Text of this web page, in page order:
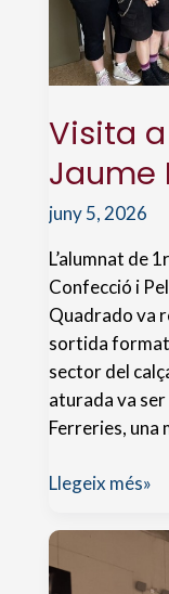
Visita
Jaume
juny 5, 2026
L’alumnat de
Confecció i
Quadrado va
sortida
sector del
aturada va ser
Ferreries, una
Visita
la
fàbrica
Llegeix més»